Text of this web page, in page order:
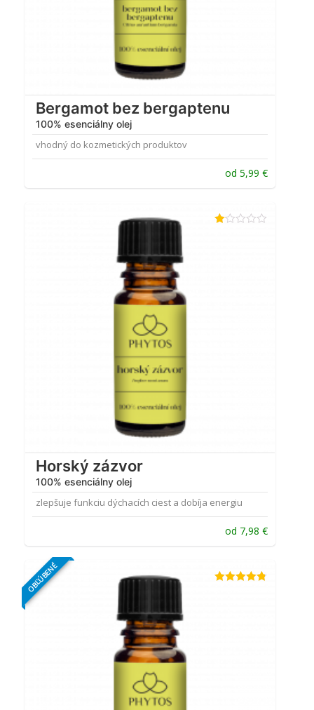
Bergamot bez bergaptenu
100% esenciálny olej
vhodný do kozmetických produktov
od 5,99 €
Horský zázvor
100% esenciálny olej
zlepšuje funkciu dýchacích ciest a dobíja energiu
od 7,98 €
OBĽÚBENÉ